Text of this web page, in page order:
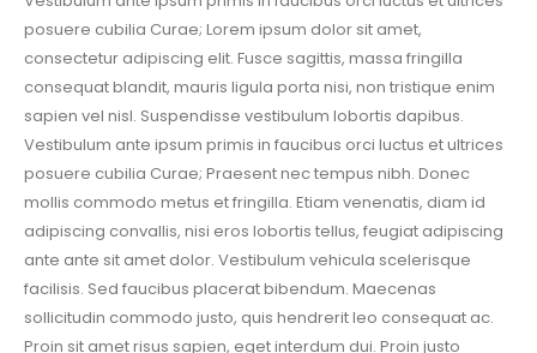
posuere cubilia Curae; Lorem ipsum dolor sit amet,
consectetur adipiscing elit. Fusce sagittis, massa fringilla
consequat blandit, mauris ligula porta nisi, non tristique enim
sapien vel nisl. Suspendisse vestibulum lobortis dapibus.
Vestibulum ante ipsum primis in faucibus orci luctus et ultrices
posuere cubilia Curae; Praesent nec tempus nibh. Donec
mollis commodo metus et fringilla. Etiam venenatis, diam id
adipiscing convallis, nisi eros lobortis tellus, feugiat adipiscing
ante ante sit amet dolor. Vestibulum vehicula scelerisque
facilisis. Sed faucibus placerat bibendum. Maecenas
sollicitudin commodo justo, quis hendrerit leo consequat ac.
Proin sit amet risus sapien, eget interdum dui. Proin justo